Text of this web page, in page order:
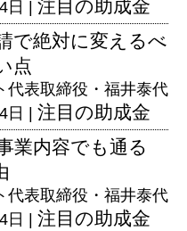
日 | 注目の助成金
で絶対に変えるべ
点
代表取締役・福井泰代
日 | 注目の助成金
業内容でも通る
代表取締役・福井泰代
日 | 注目の助成金